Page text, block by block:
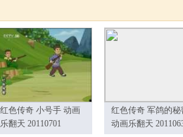
红色传奇 小号手 动画
乐翻天 20110701
红色传奇 军鸽的秘
动画乐翻天